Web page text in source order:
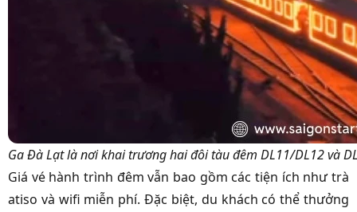
Ga Đà Lạt là nơi khai trương hai đôi tàu đêm DL11/DL12 và
Giá vé hành trình đêm vẫn bao gồm các tiện ích như trà
atiso và wifi miễn phí. Đặc biệt, du khách có thể thưởng